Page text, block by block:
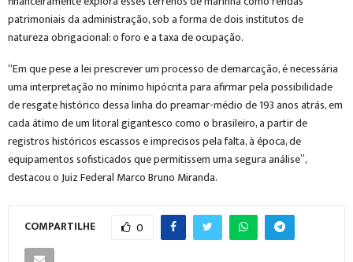
patrimoniais da administração, sob a forma de dois institutos de
natureza obrigacional: o foro e a taxa de ocupação.
“Em que pese a lei prescrever um processo de demarcação, é necessária
uma interpretação no mínimo hipócrita para afirmar pela possibilidade
de resgate histórico dessa linha do preamar-médio de 193 anos atrás, em
cada átimo de um litoral gigantesco como o brasileiro, a partir de
registros históricos escassos e imprecisos pela falta, à época, de
equipamentos sofisticados que permitissem uma segura análise”,
destacou o Juiz Federal Marco Bruno Miranda.
COMPARTILHE 0